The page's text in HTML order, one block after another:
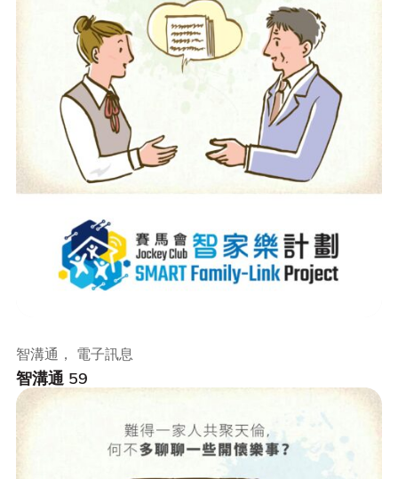
智溝通 59
智溝通， 電子訊息